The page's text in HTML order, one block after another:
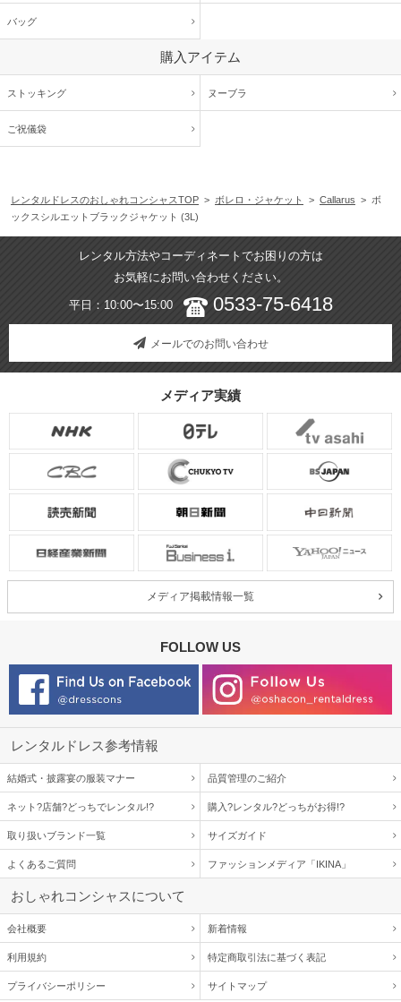
バッグ
購入アイテム
ストッキング ヌーブラ
ご祝儀袋
レンタルドレスのおしゃれコンシャスTOP > ボレロ・ジャケット > Callarus > ボ
ックスシルエットブラックジャケット (3L)
レンタル方法やコーディネートでお困りの方は
お気軽にお問い合わせください。
平日：10:00〜15:00 0533-75-6418
メールでのお問い合わせ
メディア実績
メディア掲載情報一覧
FOLLOW US
レンタルドレス参考情報
結婚式・披露宴の服装マナー 品質管理のご紹介
ネット?店舗?どっちでレンタル!? 購入?レンタル?どっちがお得!?
取り扱いブランド一覧 サイズガイド
よくあるご質問 ファッションメディア「IKINA」
おしゃれコンシャスについて
会社概要 新着情報
利用規約 特定商取引法に基づく表記
プライバシーポリシー サイトマップ